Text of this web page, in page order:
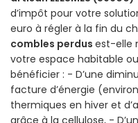
d’impôt pour votre
euro à régler à la fin du
combles perdus est-elle
votre espace habitable
bénéficier : - D’une
facture d’énergie
thermiques en hiver et
grâce à la cellulose, -